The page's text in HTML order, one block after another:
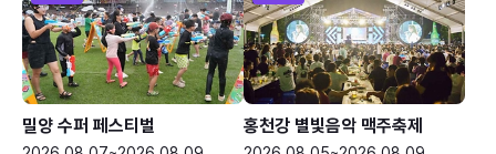
밀양 수퍼 페스티벌 홍천강 별빛음악 맥주축제